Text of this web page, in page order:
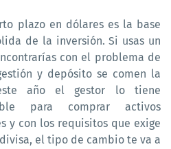
plazo en dólares es la base
de la inversión. Si usas un
con el problema de
y depósito se comen la
año el gestor lo tiene
para comprar activos
y con los requisitos que exige
el tipo de cambio te va a